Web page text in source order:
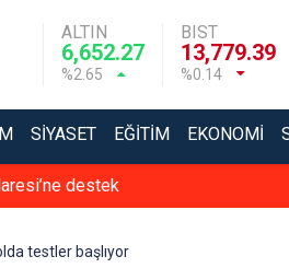
ALTIN
6,652.27
%2.65
BIST
13,779.39
%0.14
SIYASET EĞITIM EKONOMI
destek
testler başlıyor